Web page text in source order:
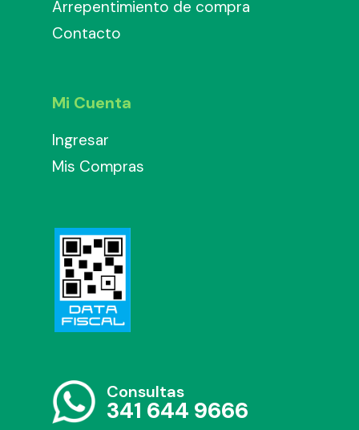
Arrepentimiento de compra
Contacto
Mi Cuenta
Ingresar
Mis Compras
Consultas
341 644 9666